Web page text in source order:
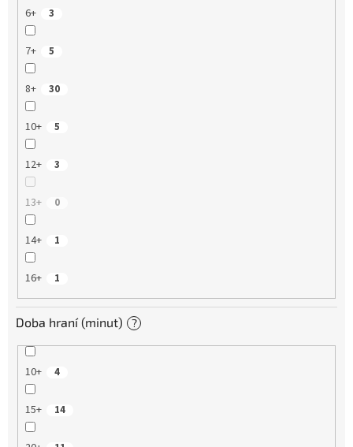
6+ 3
7+ 5
8+ 30
10+ 5
12+ 3
13+ 0
14+ 1
16+ 1
Doba hraní (minut) ?
10+ 4
15+ 14